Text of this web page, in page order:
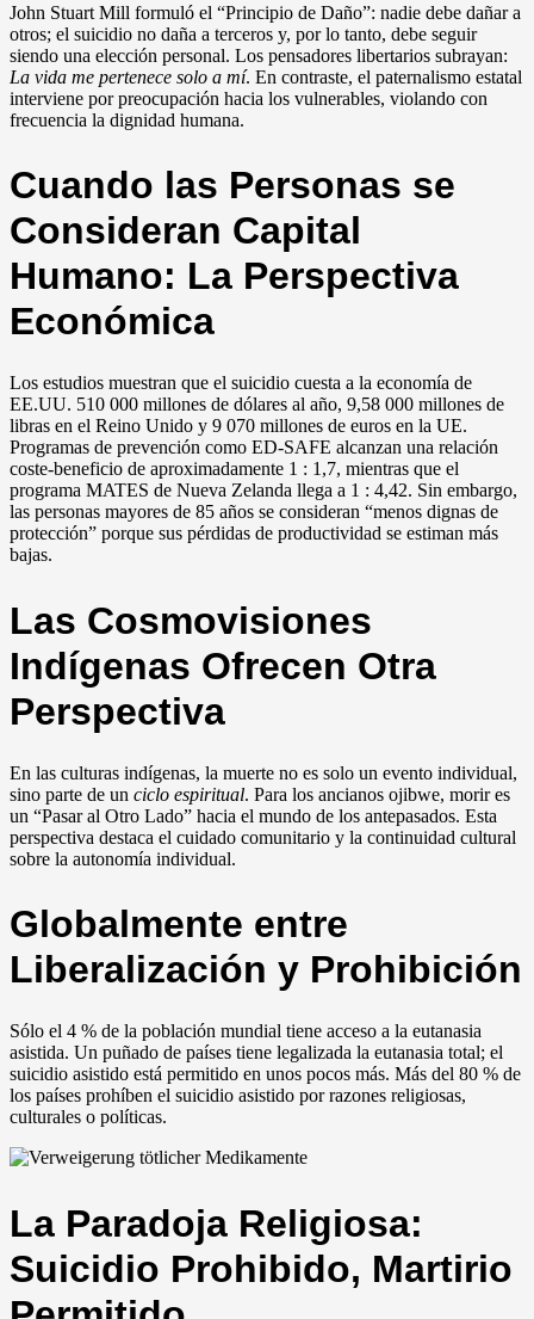
John Stuart Mill formuló el “Principio de Daño”: nadie debe dañar a
otros; el suicidio no daña a terceros y, por lo tanto, debe seguir
siendo una elección personal. Los pensadores libertarios subrayan:
La vida me pertenece solo a mí. En contraste, el paternalismo estatal
interviene por preocupación hacia los vulnerables, violando con
frecuencia la dignidad humana.
Cuando las Personas se
Consideran Capital
Humano: La Perspectiva
Económica
Los estudios muestran que el suicidio cuesta a la economía de
EE.UU. 510 000 millones de dólares al año, 9,58 000 millones de
libras en el Reino Unido y 9 070 millones de euros en la UE.
Programas de prevención como ED-SAFE alcanzan una relación
coste-beneficio de aproximadamente 1 : 1,7, mientras que el
programa MATES de Nueva Zelanda llega a 1 : 4,42. Sin embargo,
las personas mayores de 85 años se consideran “menos dignas de
protección” porque sus pérdidas de productividad se estiman más
bajas.
Las Cosmovisiones
Indígenas Ofrecen Otra
Perspectiva
En las culturas indígenas, la muerte no es solo un evento individual,
sino parte de un ciclo espiritual. Para los ancianos ojibwe, morir es
un “Pasar al Otro Lado” hacia el mundo de los antepasados. Esta
perspectiva destaca el cuidado comunitario y la continuidad cultural
sobre la autonomía individual.
Globalmente entre
Liberalización y Prohibición
Sólo el 4 % de la población mundial tiene acceso a la eutanasia
asistida. Un puñado de países tiene legalizada la eutanasia total; el
suicidio asistido está permitido en unos pocos más. Más del 80 % de
los países prohíben el suicidio asistido por razones religiosas,
culturales o políticas.
La Paradoja Religiosa:
Suicidio Prohibido, Martirio